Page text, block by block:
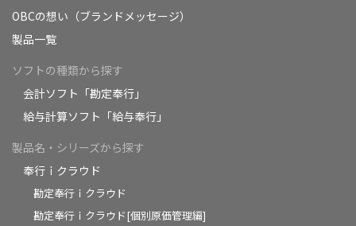
OBCの想い（ブランドメッセージ）
製品一覧
ソフトの種類から探す
会計ソフト「勘定奉行」
給与計算ソフト「給与奉行」
製品名・シリーズから探す
奉行ｉクラウド
勘定奉行ｉクラウド
勘定奉行ｉクラウド[個別原価管理編]